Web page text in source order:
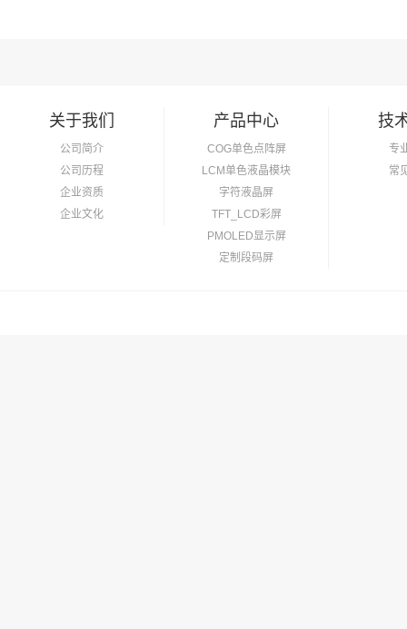
关于我们
公司简介
公司历程
企业资质
企业文化
产品中心
COG单色点阵屏
LCM单色液晶模块
字符液晶屏
TFT_LCD彩屏
PMOLED显示屏
定制段码屏
技
专
常